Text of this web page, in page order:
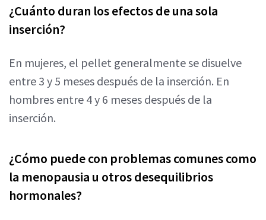
¿Cuánto duran los efectos de una sola
inserción?
En mujeres, el pellet generalmente se disuelve
entre 3 y 5 meses después de la inserción. En
hombres entre 4 y 6 meses después de la
inserción.
¿Cómo puede con problemas comunes como
la menopausia u otros desequilibrios
hormonales?